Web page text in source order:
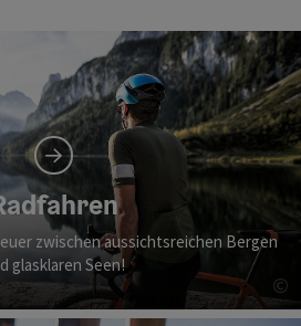
zwischen aussichtsreichen Bergen
glasklaren Seen!
©